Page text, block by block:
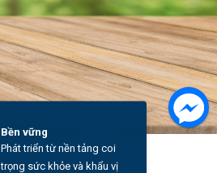
Bền vững
Phát triển từ nền tảng coi
trọng sức khỏe và khẩu vị